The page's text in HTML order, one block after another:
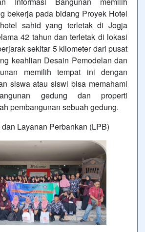
bekerja pada bidang Proyek Hotel
sahid yang terletak di Jogja
42 tahun dan terletak di lokasi
sekitar 5 kilometer dari pusat
keahlian Desain Pemodelan dan
memilih tempat ini dengan
siswa atau siswi bisa memahami
gedung dan properti
pembangunan sebuah gedung.
Layanan Perbankan (LPB)